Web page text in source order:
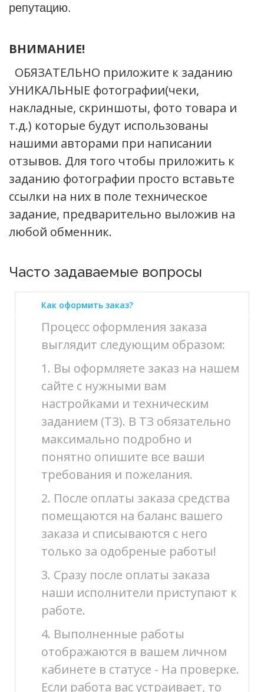
репутацию.
ВНИМАНИЕ!
ОБЯЗАТЕЛЬНО приложите к заданию
УНИКАЛЬНЫЕ фотографии(чеки,
накладные, скриншоты, фото товара и
т.д.) которые будут использованы
нашими авторами при написании
отзывов. Для того чтобы приложить к
заданию фотографии просто вставьте
ссылки на них в поле техническое
задание, предварительно выложив на
любой обменник.
Часто задаваемые вопросы
Как оформить заказ?
Процесс оформления заказа
выглядит следующим образом:
1. Вы оформляете заказ на нашем
сайте с нужными вам
настройками и техническим
заданием (ТЗ). В ТЗ обязательно
максимально подробно и
понятно опишите все ваши
требования и пожелания.
2. После оплаты заказа средства
помещаются на баланс вашего
заказа и списываются с него
только за одобреные работы!
3. Сразу после оплаты заказа
наши исполнители приступают к
работе.
4. Выполненные работы
отображаются в вашем личном
кабинете в статусе - На проверке.
Если работа вас устраивает, то